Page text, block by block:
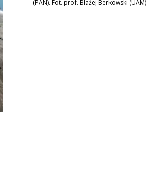
(PAN). Fot. prof. Błażej Berkowski (UAM)